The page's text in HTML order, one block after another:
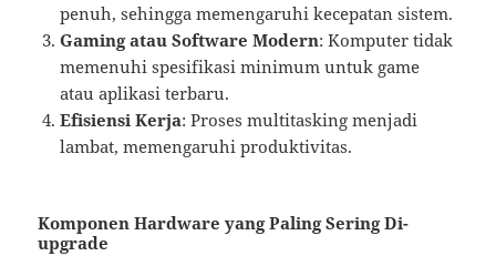
penuh, sehingga memengaruhi kecepatan sistem.
Gaming atau Software Modern: Komputer tidak
memenuhi spesifikasi minimum untuk game
atau aplikasi terbaru.
Efisiensi Kerja: Proses multitasking menjadi
lambat, memengaruhi produktivitas.
Komponen Hardware yang Paling Sering Di-
upgrade